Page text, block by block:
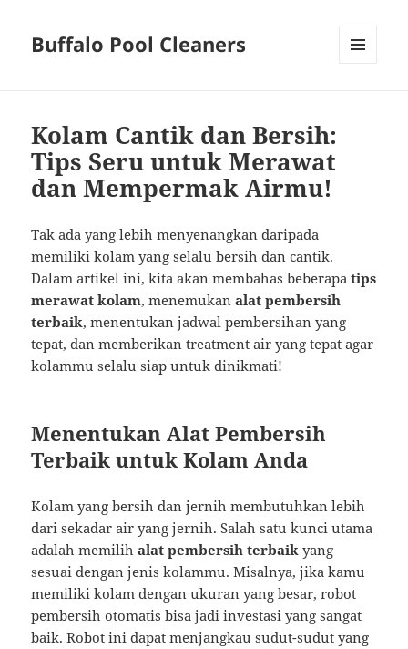
Buffalo Pool Cleaners
Kolam Cantik dan Bersih:
Tips Seru untuk Merawat
dan Mempermak Airmu!
Tak ada yang lebih menyenangkan daripada
memiliki kolam yang selalu bersih dan cantik.
Dalam artikel ini, kita akan membahas beberapatips
merawat kolam, menemukanalat pembersih
terbaik, menentukan jadwal pembersihan yang
tepat, dan memberikan treatment air yang tepat agar
kolammu selalu siap untuk dinikmati!
Menentukan Alat Pembersih
Terbaik untuk Kolam Anda
Kolam yang bersih dan jernih membutuhkan lebih
dari sekadar air yang jernih. Salah satu kunci utama
adalah memilihalat pembersih terbaik yang
sesuai dengan jenis kolammu. Misalnya, jika kamu
memiliki kolam dengan ukuran yang besar, robot
pembersih otomatis bisa jadi investasi yang sangat
baik. Robot ini dapat menjangkau sudut-sudut yang